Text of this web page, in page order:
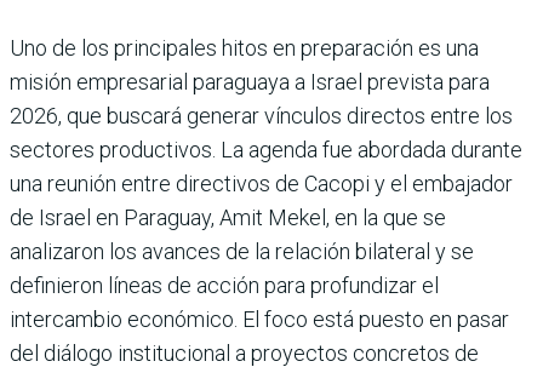
Uno de los principales hitos en preparación es una
misión empresarial paraguaya a Israel prevista para
2026, que buscará generar vínculos directos entre los
sectores pro­ductivos. La agenda fue abor­dada durante
una reunión entre directivos de Cacopi y el embajador
de Israel en Para­guay, Amit Mekel, en la que se
analizaron los avances de la relación bilateral y se
definie­ron líneas de acción para pro­fundizar el
intercambio eco­nómico. El foco está puesto en pasar
del diálogo institucional a proyectos concretos de